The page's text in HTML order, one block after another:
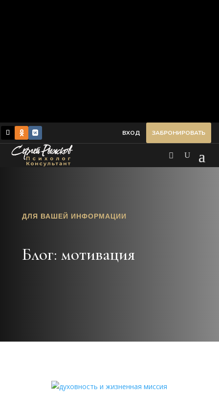
ВХОД ЗАБРОНИРОВАТЬ
ДЛЯ ВАШЕЙ ИНФОРМАЦИИ
Блог: мотивация